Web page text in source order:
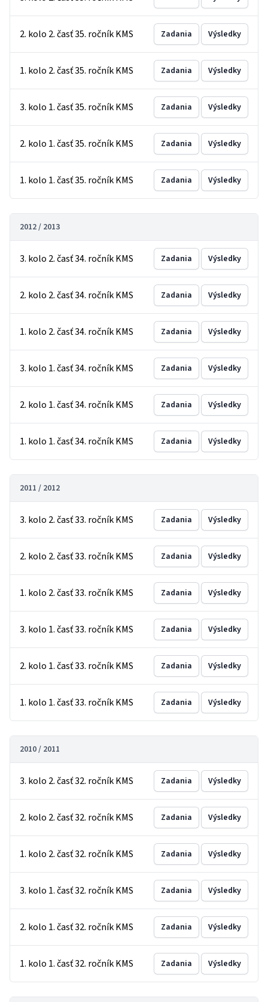
2. kolo 2. časť 35. ročník KMS Zadania Výsledky
1. kolo 2. časť 35. ročník KMS Zadania Výsledky
3. kolo 1. časť 35. ročník KMS Zadania Výsledky
2. kolo 1. časť 35. ročník KMS Zadania Výsledky
1. kolo 1. časť 35. ročník KMS Zadania Výsledky
2012 / 2013
3. kolo 2. časť 34. ročník KMS Zadania Výsledky
2. kolo 2. časť 34. ročník KMS Zadania Výsledky
1. kolo 2. časť 34. ročník KMS Zadania Výsledky
3. kolo 1. časť 34. ročník KMS Zadania Výsledky
2. kolo 1. časť 34. ročník KMS Zadania Výsledky
1. kolo 1. časť 34. ročník KMS Zadania Výsledky
2011 / 2012
3. kolo 2. časť 33. ročník KMS Zadania Výsledky
2. kolo 2. časť 33. ročník KMS Zadania Výsledky
1. kolo 2. časť 33. ročník KMS Zadania Výsledky
3. kolo 1. časť 33. ročník KMS Zadania Výsledky
2. kolo 1. časť 33. ročník KMS Zadania Výsledky
1. kolo 1. časť 33. ročník KMS Zadania Výsledky
2010 / 2011
3. kolo 2. časť 32. ročník KMS Zadania Výsledky
2. kolo 2. časť 32. ročník KMS Zadania Výsledky
1. kolo 2. časť 32. ročník KMS Zadania Výsledky
3. kolo 1. časť 32. ročník KMS Zadania Výsledky
2. kolo 1. časť 32. ročník KMS Zadania Výsledky
1. kolo 1. časť 32. ročník KMS Zadania Výsledky